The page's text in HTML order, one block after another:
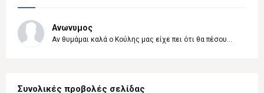
Ανωνυμος
Αν θυμάμαι καλά ο Κούλης μας είχε πει ότι θα πέσου...
Συνολικές προβολές σελίδας